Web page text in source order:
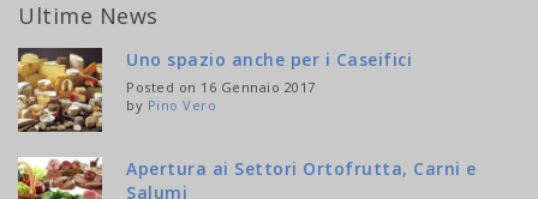
Ultime News
Uno spazio anche per i Caseifici
Posted on 16 Gennaio 2017
by Pino Vero
Apertura ai Settori Ortofrutta, Carni e
Salumi